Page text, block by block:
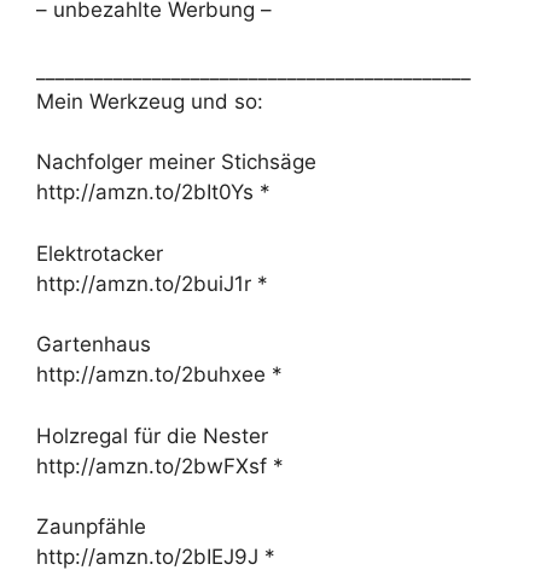
– unbezahlte Werbung –
Mein Werkzeug und so:
Nachfolger meiner Stichsäge
http://amzn.to/2bIt0Ys *
Elektrotacker
http://amzn.to/2buiJ1r *
Gartenhaus
http://amzn.to/2buhxee *
Holzregal für die Nester
http://amzn.to/2bwFXsf *
Zaunpfähle
http://amzn.to/2bIEJ9J *